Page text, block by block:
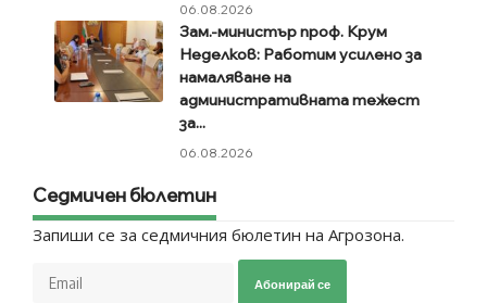
06.08.2026
Зам.-министър проф. Крум
Неделков: Работим усилено за
намаляване на
административната тежест
за...
06.08.2026
Седмичен бюлетин
Запиши се за седмичния бюлетин на Агрозона.
Абонирай се